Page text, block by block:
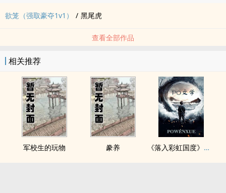
欲笼（强取豪夺1v1） / 黑尾虎
查看全部作品
相关推荐
军校生的玩物 豢养 《落入彩虹国度》穿越+西幻+言情